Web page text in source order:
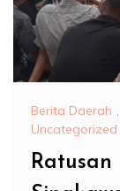
Berita Daerah ,
Uncategorized